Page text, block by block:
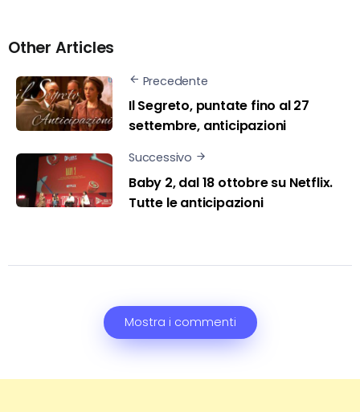
Other Articles
Precedente
Il Segreto, puntate fino al 27
settembre, anticipazioni
Successivo
Baby 2, dal 18 ottobre su Netflix.
Tutte le anticipazioni
Mostra i commenti